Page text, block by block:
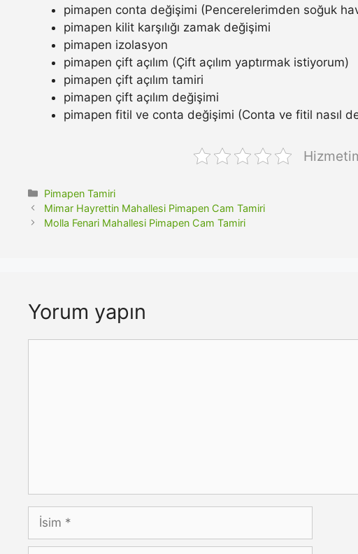
pimapen conta değişimi (Pencerelerimden soğuk
pimapen kilit karşılığı zamak değişimi
pimapen izolasyon
pimapen çift açılım (Çift açılım yaptırmak istiyorum)
pimapen çift açılım tamiri
pimapen çift açılım değişimi
pimapen fitil ve conta değişimi (Conta ve fitil nasıl
Kategoriler
Pimapen Tamiri
Mimar Hayrettin Mahallesi Pimapen Cam Tamiri
Molla Fenari Mahallesi Pimapen Cam Tamiri
Yorum yapın
İsim